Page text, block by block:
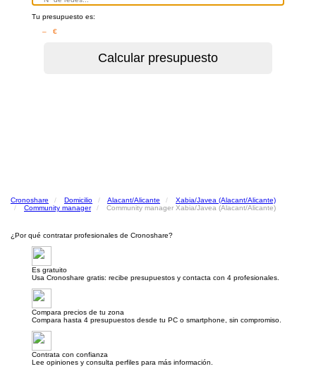
Tu presupuesto es:
– €
Cronoshare Domicilio Alacant/Alicante
Xabia/Javea (Alacant/Alicante)
Community manager
Community manager Xabia/Javea (Alacant/Alicante)
¿Por qué contratar profesionales de Cronoshare?
Es gratuito
Usa Cronoshare gratis: recibe presupuestos y contacta con 4 profesionales.
Compara precios de tu zona
Compara hasta 4 presupuestos desde tu PC o smartphone, sin compromiso.
Contrata con confianza
Lee opiniones y consulta perfiles para más información.